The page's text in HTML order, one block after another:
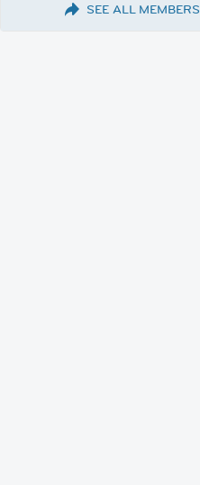
SEE ALL MEMBERS